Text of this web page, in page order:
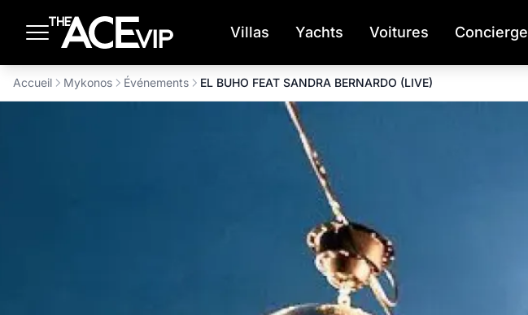
Villas Yachts Voitures Concierge
Accueil Mykonos Événements EL BUHO FEAT SANDRA BERNARDO (LIVE)